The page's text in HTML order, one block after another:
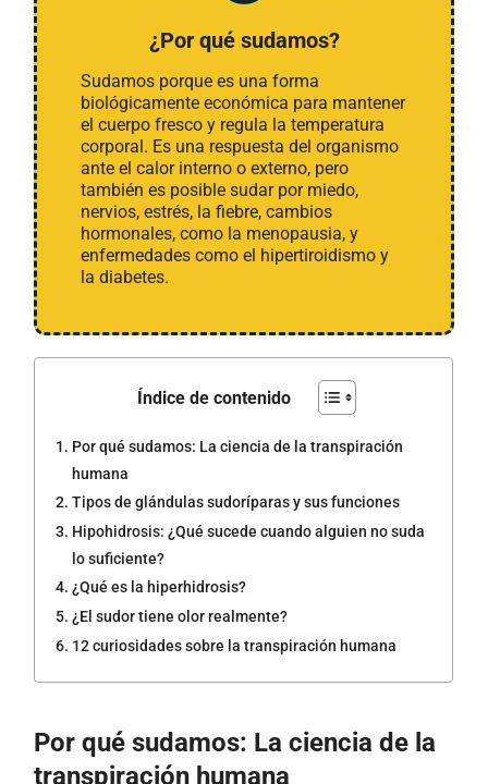
¿Por qué sudamos?
Sudamos porque es una forma
biológicamente económica para mantener
el cuerpo fresco y regula la temperatura
corporal. Es una respuesta del organismo
ante el calor interno o externo, pero
también es posible sudar por miedo,
nervios, estrés, la fiebre, cambios
hormonales, como la menopausia, y
enfermedades como el hipertiroidismo y
la diabetes.
Índice de contenido
Por qué sudamos: La ciencia de la transpiración
humana
Tipos de glándulas sudoríparas y sus funciones
Hipohidrosis: ¿Qué sucede cuando alguien no suda
lo suficiente?
¿Qué es la hiperhidrosis?
¿El sudor tiene olor realmente?
12 curiosidades sobre la transpiración humana
Por qué sudamos: La ciencia de la
transpiración humana